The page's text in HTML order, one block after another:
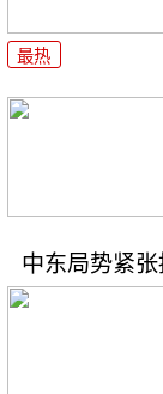
最热
中东局势紧